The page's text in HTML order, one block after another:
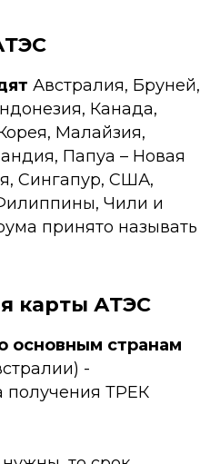
Австралия, Бруней,
Канада,
Малайзия,
Папуа – Новая
Сингапур, США,
Чили и
принято называть
карты АТЭС
основным странам
-
получения ТРЕК